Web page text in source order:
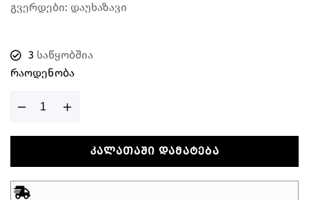
გვერდები: დაუხაზავი
3 საწყობშია
Რაოდენობა
ᲙᲐᲚᲐᲗᲐᲨᲘ ᲓᲐᲛᲐᲢᲔᲑᲐ